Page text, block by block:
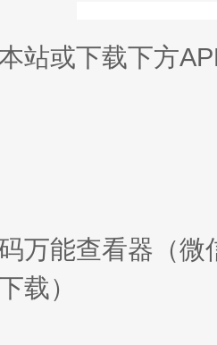
站或下载下方
万能查看器（微
载）